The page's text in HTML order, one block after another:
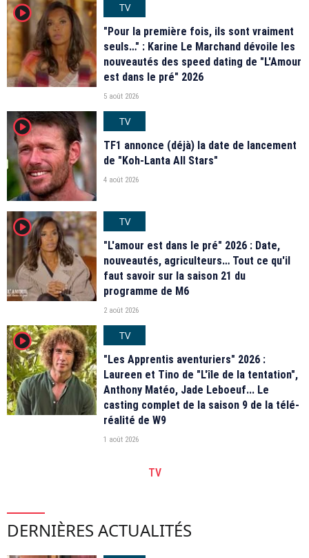
player2
TV
"Pour la première fois, ils sont vraiment
seuls…" : Karine Le Marchand dévoile les
nouveautés des speed dating de "L'Amour
est dans le pré" 2026
5 août 2026
player2
TV
TF1 annonce (déjà) la date de lancement
de "Koh-Lanta All Stars"
4 août 2026
player2
TV
"L'amour est dans le pré" 2026 : Date,
nouveautés, agriculteurs… Tout ce qu'il
faut savoir sur la saison 21 du
programme de M6
2 août 2026
player2
TV
"Les Apprentis aventuriers" 2026 :
Laureen et Tino de "L'île de la tentation",
Anthony Matéo, Jade Leboeuf... Le
casting complet de la saison 9 de la télé-
réalité de W9
1 août 2026
TV
DERNIÈRES ACTUALITÉS